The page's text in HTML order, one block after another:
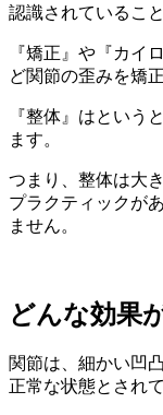
認識されているこ
『矯正』や『カイ
ど関節の歪みを矯
『整体』はという
ます。
つまり、整体は大
プラクティックが
ません。
どんな効果
関節は、細かい凹
正常な状態とされ